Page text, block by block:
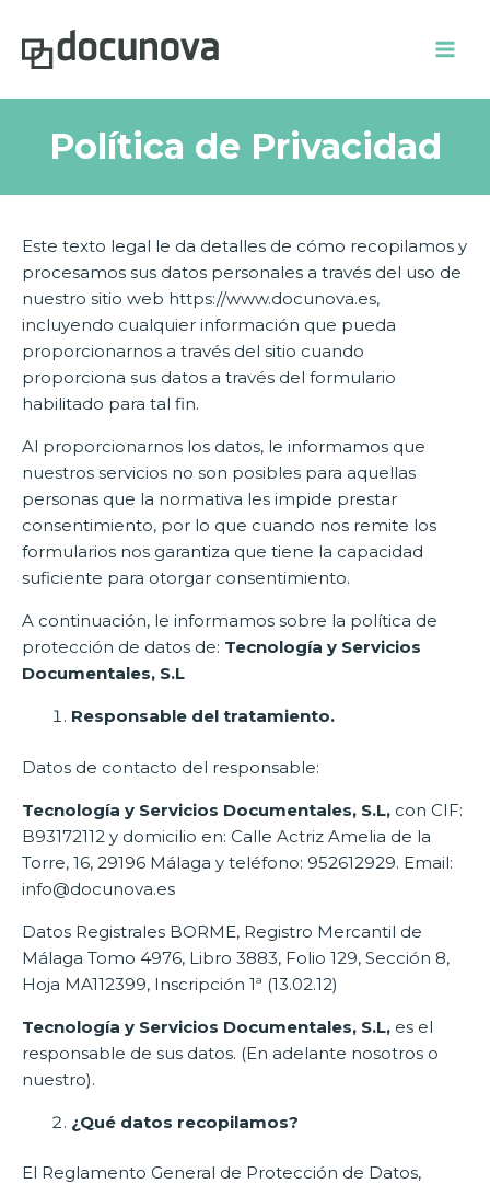
contenido
Política de Privacidad
Este texto legal le da detalles de cómo recopilamos y
procesamos sus datos personales a través del uso de
nuestro sitio web https://www.docunova.es,
incluyendo cualquier información que pueda
proporcionarnos a través del sitio cuando
proporciona sus datos a través del formulario
habilitado para tal fin.
Al proporcionarnos los datos, le informamos que
nuestros servicios no son posibles para aquellas
personas que la normativa les impide prestar
consentimiento, por lo que cuando nos remite los
formularios nos garantiza que tiene la capacidad
suficiente para otorgar consentimiento.
A continuación, le informamos sobre la política de
protección de datos de: Tecnología y Servicios
Documentales, S.L
Responsable del tratamiento.
Datos de contacto del responsable:
Tecnología y Servicios Documentales, S.L, con CIF:
B93172112 y domicilio en: Calle Actriz Amelia de la
Torre, 16, 29196 Málaga y teléfono: 952612929. Email:
info@docunova.es
Datos Registrales BORME, Registro Mercantil de
Málaga Tomo 4976, Libro 3883, Folio 129, Sección 8,
Hoja MA112399, Inscripción 1ª (13.02.12)
Tecnología y Servicios Documentales, S.L, es el
responsable de sus datos. (En adelante nosotros o
nuestro).
¿Qué datos recopilamos?
El Reglamento General de Protección de Datos,